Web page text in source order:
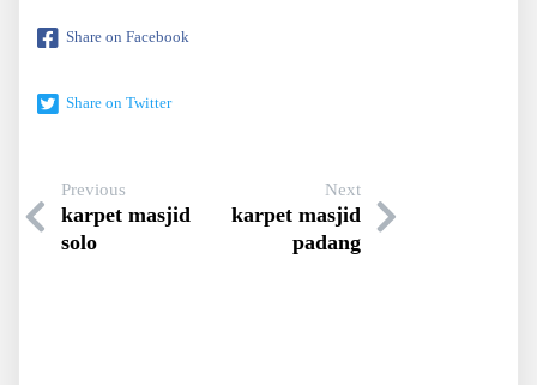
Share on Facebook
Share on Twitter
Previous
karpet masjid
solo
Next
karpet masjid
padang